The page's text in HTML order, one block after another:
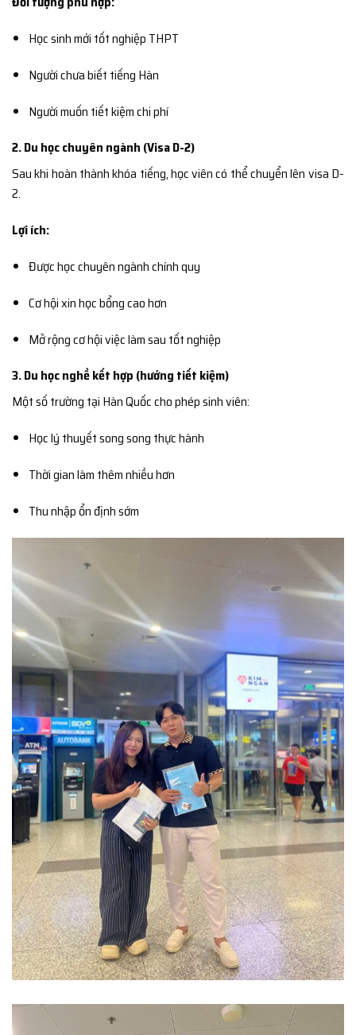
Học sinh mới tốt nghiệp THPT
Người chưa biết tiếng Hàn
Người muốn tiết kiệm chi phí
2. Du học chuyên ngành (Visa D-2)
Sau khi hoàn thành khóa tiếng, học viên có thể chuyển lên visa D-
2.
Lợi ích:
Được học chuyên ngành chính quy
Cơ hội xin học bổng cao hơn
Mở rộng cơ hội việc làm sau tốt nghiệp
3. Du học nghề kết hợp (hướng tiết kiệm)
Một số trường tại Hàn Quốc cho phép sinh viên:
Học lý thuyết song song thực hành
Thời gian làm thêm nhiều hơn
Thu nhập ổn định sớm